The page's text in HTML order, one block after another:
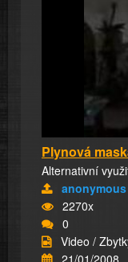
Plynová
Alternativní
anonymous
2270x
0
Video /
21/01/2008